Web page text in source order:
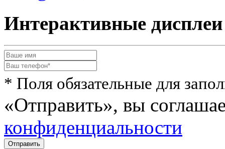
Интерактивные дисплеи
* Поля обязательные для
«Отправить», вы
конфиденциальности